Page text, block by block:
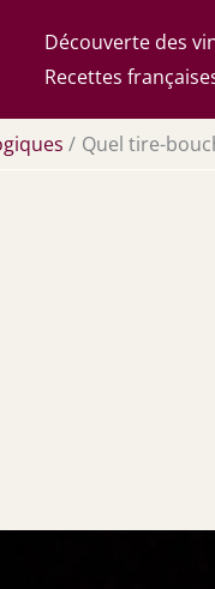
Découverte des
Recettes
Quel tire-